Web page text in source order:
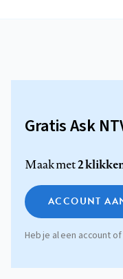
Gratis Ask
Maak met2
ACCOUNT
Heb je al een account